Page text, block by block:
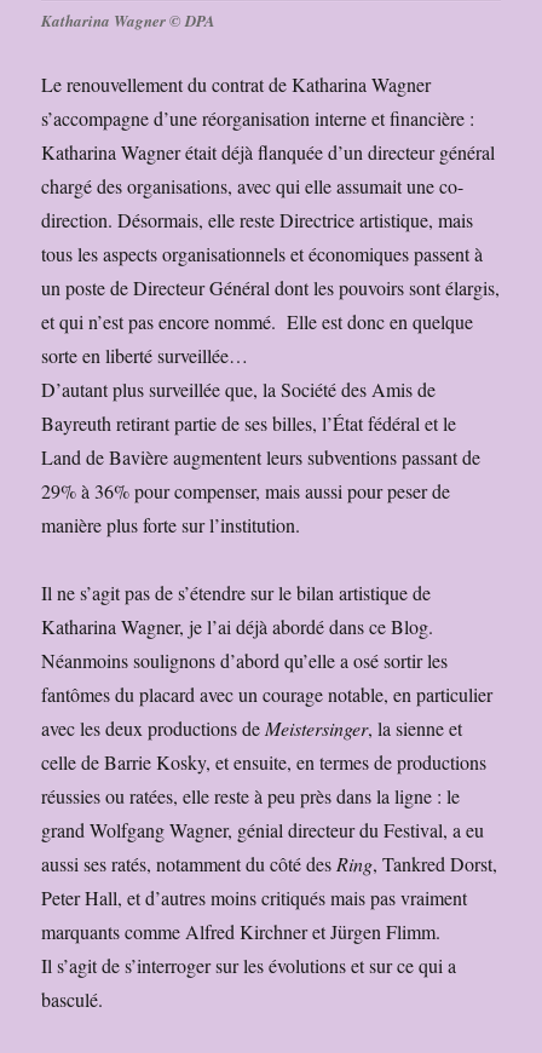
Katharina Wagner © DPA
Le renouvellement du contrat de Katharina Wagner
s’accompagne d’une réorganisation interne et financière :
Katharina Wagner était déjà flanquée d’un directeur général
chargé des organisations, avec qui elle assumait une co-
direction. Désormais, elle reste Directrice artistique, mais
tous les aspects organisationnels et économiques passent à
un poste de Directeur Général dont les pouvoirs sont élargis,
et qui n’est pas encore nommé. Elle est donc en quelque
sorte en liberté surveillée…
D’autant plus surveillée que, la Société des Amis de
Bayreuth retirant partie de ses billes, l’État fédéral et le
Land de Bavière augmentent leurs subventions passant de
29% à 36% pour compenser, mais aussi pour peser de
manière plus forte sur l’institution.
Il ne s’agit pas de s’étendre sur le bilan artistique de
Katharina Wagner, je l’ai déjà abordé dans ce Blog.
Néanmoins soulignons d’abord qu’elle a osé sortir les
fantômes du placard avec un courage notable, en particulier
avec les deux productions deMeistersinger, la sienne et
celle de Barrie Kosky, et ensuite, en termes de productions
réussies ou ratées, elle reste à peu près dans la ligne : le
grand Wolfgang Wagner, génial directeur du Festival, a eu
aussi ses ratés, notamment du côté desRing, Tankred Dorst,
Peter Hall, et d’autres moins critiqués mais pas vraiment
marquants comme Alfred Kirchner et Jürgen Flimm.
Il s’agit de s’interroger sur les évolutions et sur ce qui a
basculé.